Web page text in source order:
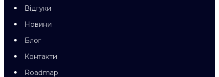
Відгуки
Новини
Блог
Контакти
Roadmap